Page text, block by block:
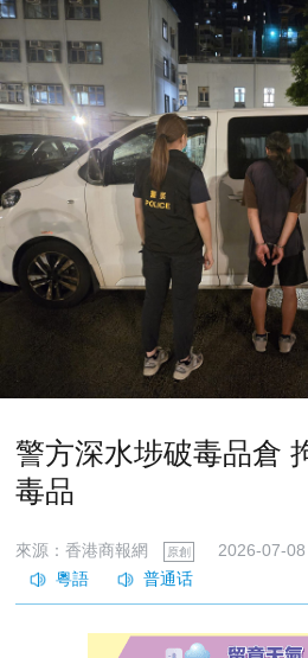
警方深水埗破毒品倉
毒品
來源：香港商報網 原創 2026-07-